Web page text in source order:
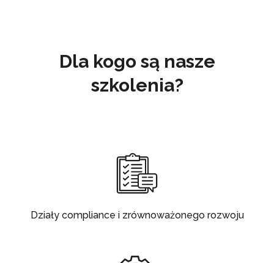
Dla kogo są nasze
szkolenia?
Działy compliance i zrównoważonego rozwoju